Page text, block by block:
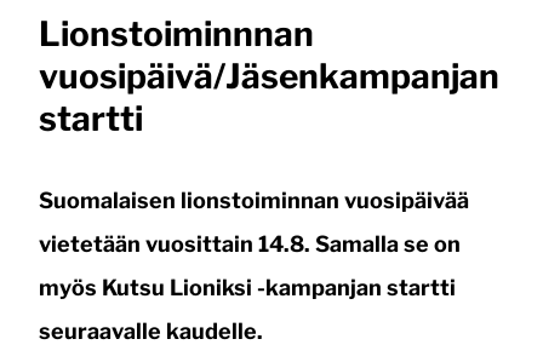
Lionstoiminnnan
vuosipäivä/Jäsenkampanjan
startti
Suomalaisen lionstoiminnan vuosipäivää
vietetään vuosittain 14.8. Samalla se on
myös Kutsu Lioniksi -kampanjan startti
seuraavalle kaudelle.